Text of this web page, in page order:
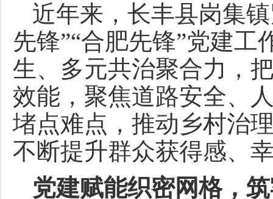
近年来，长丰县岗集
先锋”“合肥先锋”党建
生、多元共治聚合力，
效能，聚焦道路安全、
堵点难点，推动乡村治
不断提升群众获得感、
党建赋能织密网格，